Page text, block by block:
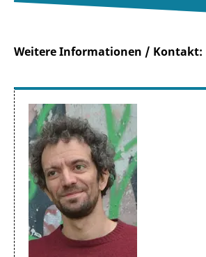
Weitere Informationen / Kontakt: